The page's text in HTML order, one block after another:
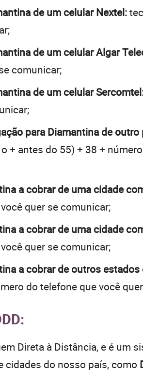
de um celular Nextel:
de um celular Algar
comunicar;
de um celular
para Diamantina de outro
+ antes do 55) + 38 +
a cobrar de uma cidade
quer se comunicar;
a cobrar de uma cidade
quer se comunicar;
a cobrar de outros
do telefone que você
Direta à Distância, e é um
cidades do nosso país, como